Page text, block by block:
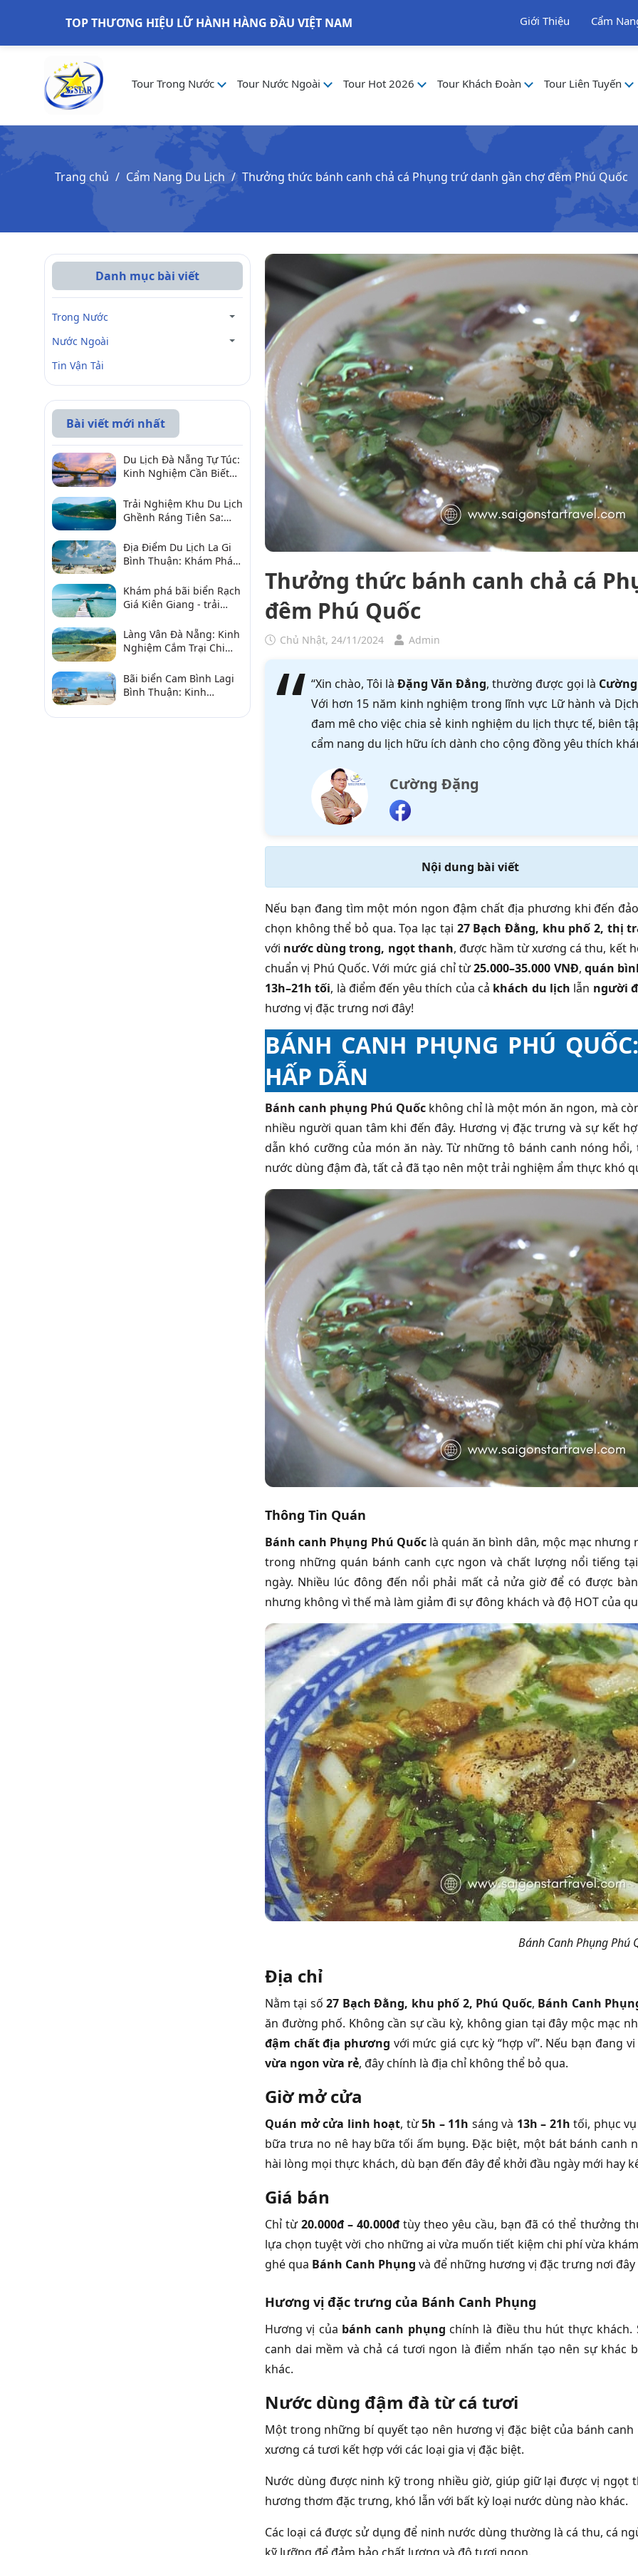
TOP THƯƠNG HIỆU LỮ HÀNH HÀNG ĐẦU VIỆT NAM Giới Thiệu Cẩm
Tour Trong Nước Tour Nước Ngoài Tour Hot 2026 Tour Khách Đoàn Tour Liên Tuyến
Trang chủ Cẩm Nang Du Lịch Thưởng thức bánh canh chả cá Phụng trứ danh gần chợ đêm Phú Quốc
Thưởng thức bánh canh chả cá
đêm Phú Quốc
Chủ Nhật, 24/11/2024 Admin
“Xin chào, Tôi làĐặng Văn Đẳng, thường được gọi là
Với hơn 15 năm kinh nghiệm trong lĩnh vực Lữ hành và
đam mê cho việc chia sẻ kinh nghiệm du lịch thực tế, biên
cẩm nang du lịch hữu ích dành cho cộng đồng yêu thích
Cường Đặng
Nội dung bài viết
Nếu bạn đang tìm một món ngon đậm chất địa phương khi đến
chọn không thể bỏ qua. Tọa lạc tại 27 Bạch Đằng, khu phố 2, thị
với nước dùng trong, ngọt thanh, được hầm từ xương cá thu, kết
chuẩn vị Phú Quốc. Với mức giá chỉ từ25.000–35.000 VNĐ,quán
13h–21h tối, là điểm đến yêu thích của cả khách du lịch lẫn người
hương vị đặc trưng nơi đây!
BÁNH CANH PHỤNG PHÚ
HẤP DẪN
Bánh canh phụng Phú Quốc không chỉ là một món ăn ngon, mà
nhiều người quan tâm khi đến đây. Hương vị đặc trưng và sự kết
dẫn khó cưỡng của món ăn này. Từ những tô bánh canh nóng
nước dùng đậm đà, tất cả đã tạo nên một trải nghiệm ẩm thực khó
Thông Tin Quán
Bánh canh Phụng Phú Quốclà quán ăn bình dân, mộc mạc nhưng
trong những quán bánh canh cực ngon và chất lượng nổi tiếng
ngày. Nhiều lúc đông đến nổi phải mất cả nửa giờ để có được
nhưng không vì thế mà làm giảm đi sự đông khách và độ HOTcủa
Bánh Canh Phụng Phú
Địa chỉ
Nằm tại số27 Bạch Đằng, khu phố 2, Phú Quốc, Bánh Canh
ăn đường phố. Không cần sự cầu kỳ, không gian tại đây mộc mạc
đậm chất địa phương với mức giá cực kỳ “hợp ví”. Nếu bạn đang
vừa ngon vừa rẻ, đây chính là địa chỉ không thể bỏ qua.
Giờ mở cửa
Quán mở cửa linh hoạt, từ5h – 11h sáng và 13h – 21h tối, phục
bữa trưa no nê hay bữa tối ấm bụng. Đặc biệt, một bát bánh canh
hài lòng mọi thực khách, dù bạn đến đây để khởi đầu ngày mới hay
Giá bán
Chỉ từ20.000đ – 40.000đtùy theo yêu cầu, bạn đã có thể thưởng
lựa chọn tuyệt vời cho những ai vừa muốn tiết kiệm chi phí vừa
ghé qua Bánh Canh Phụng và để những hương vị đặc trưng nơi
Hương vị đặc trưng của Bánh Canh Phụng
Hương vị của bánh canh phụngchính là điều thu hút thực
canh dai mềm và chả cá tươi ngon là điểm nhấn tạo nên sự khác
khác.
Nước dùng đậm đà từ cá tươi
Một trong những bí quyết tạo nên hương vị đặc biệt của bánh
xương cá tươi kết hợp với các loại gia vị đặc biệt.
Nước dùng được ninh kỹ trong nhiều giờ, giúp giữ lại được vị ngọt
hương thơm đặc trưng, khó lẫn với bất kỳ loại nước dùng nào khác.
Các loại cá được sử dụng để ninh nước dùng thường là cá thu, cá
Danh mục bài viết
Trong Nước
Nước Ngoài
Tin Vận Tải
Bài viết mới nhất
Du Lịch Đà Nẵng Tự Túc:
Kinh Nghiệm Cần Biết
Vời
Trải Nghiệm Khu Du Lịch
Ghềnh Ráng Tiên Sa:
Qua
Địa Điểm Du Lịch La Gi
Bình Thuận: Khám Phá 6
2026
Khám phá bãi biển Rạch
Giá Kiên Giang - trải
Làng Vân Đà Nẵng: Kinh
Nghiệm Cắm Trại Chi
Bãi biển Cam Bình Lagi
Bình Thuận: Kinh
sản, điểm gần